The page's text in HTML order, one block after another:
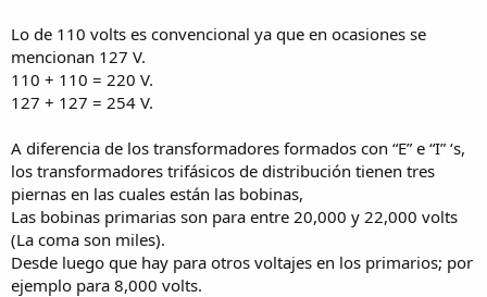
Lo de 110 volts es convencional ya que en ocasiones se
mencionan 127 V.
110 + 110 = 220 V.
127 + 127 = 254 V.
A diferencia de los transformadores formados con “E” e “I” ‘s,
los transformadores trifásicos de distribución tienen tres
piernas en las cuales están las bobinas,
Las bobinas primarias son para entre 20,000 y 22,000 volts
(La coma son miles).
Desde luego que hay para otros voltajes en los primarios; por
ejemplo para 8,000 volts.